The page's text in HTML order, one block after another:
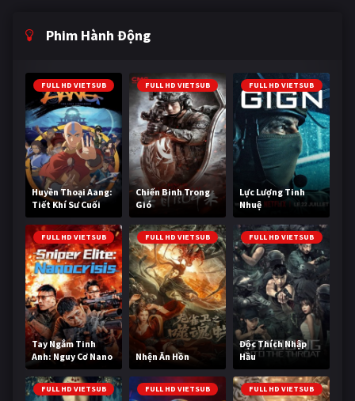
Phim Hành Động
FULL HD VIETSUB
Huyền Thoại Aang:
Tiết Khí Sư Cuối
Cùng
FULL HD VIETSUB
Chiến Binh Trong
Gió
FULL HD VIETSUB
Lực Lượng Tinh
Nhuệ
FULL HD VIETSUB
Tay Ngắm Tinh
Anh: Nguy Cơ Nano
FULL HD VIETSUB
Nhện Ăn Hồn
FULL HD VIETSUB
Độc Thích Nhập
Hầu
FULL HD VIETSUB FULL HD VIETSUB FULL HD VIETSUB